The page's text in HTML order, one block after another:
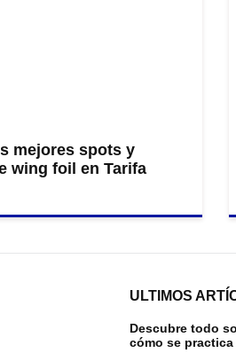
mejores spots y
wing foil en Tarifa
ULTIMOS
Descubre todo
cómo se